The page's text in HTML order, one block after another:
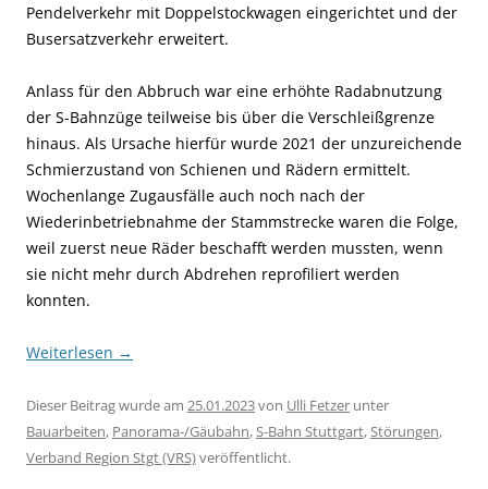
Pendelverkehr mit Doppelstockwagen eingerichtet und der
Busersatzverkehr erweitert.
Anlass für den Abbruch war eine erhöhte Radabnutzung
der S-Bahnzüge teilweise bis über die Verschleißgrenze
hinaus. Als Ursache hierfür wurde 2021 der unzureichende
Schmierzustand von Schienen und Rädern ermittelt.
Wochenlange Zugausfälle auch noch nach der
Wiederinbetriebnahme der Stammstrecke waren die Folge,
weil zuerst neue Räder beschafft werden mussten, wenn
sie nicht mehr durch Abdrehen reprofiliert werden
konnten.
Weiterlesen →
Dieser Beitrag wurde am 25.01.2023von Ulli Fetzer unter
Bauarbeiten, Panorama-/Gäubahn,S-Bahn Stuttgart,Störungen,
Verband Region Stgt (VRS)veröffentlicht.